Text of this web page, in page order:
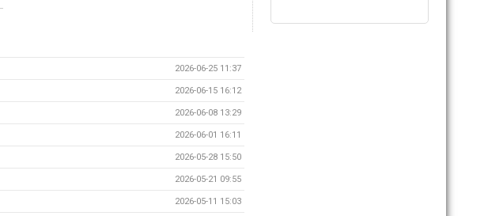
2026-06-25 11:37
2026-06-15 16:12
2026-06-08 13:29
2026-06-01 16:11
2026-05-28 15:50
2026-05-21 09:55
2026-05-11 15:03